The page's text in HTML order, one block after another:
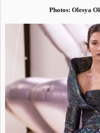
Photos: Olesya